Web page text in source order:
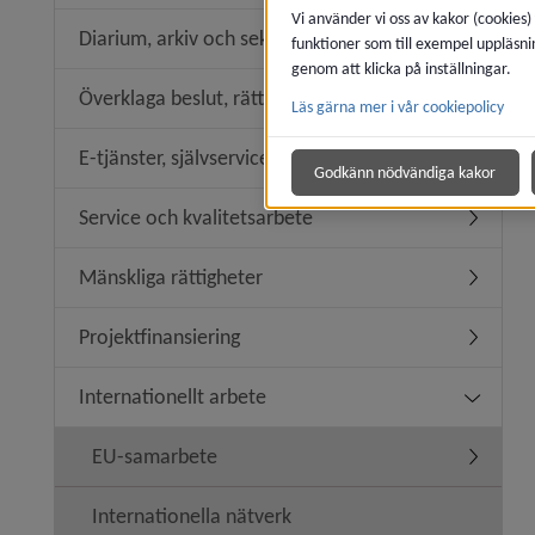
Diarium, arkiv och sekretess
Överklaga beslut, rättssäkerhet
E-tjänster, självservice
Service och kvalitetsarbete
Mänskliga rättigheter
Projektfinansiering
Internationellt arbete
EU-samarbete
Internationella nätverk
Vi använder vi oss av kakor
funktioner som till exempel
genom att klicka på inställningar.
Läs gärna mer i vår cookiepolicy
Godkänn nödvändiga kakor